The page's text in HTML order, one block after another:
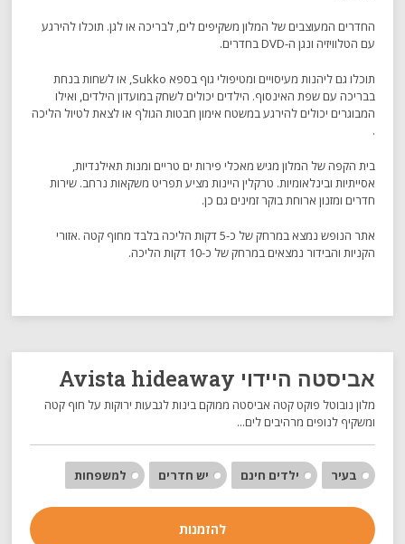
החדרים המעוצבים של המלון משקיפים לים, לבריכה או לגן. תוכלו להירגע
עם הטלוויזיה ונגן ה-DVD בחדרים.
תוכלו גם ליהנות מעיסויים ומטיפולי גוף בספא Sukko, או לשחות בנחת
בבריכה עם שפת האינסוף. הילדים יכולים לשחק במועדון הילדים, ואילו
המבוגרים יכולים להירגע במשטח אימון חבטות הגולף או לצאת לטיול הליכה
.
בית הקפה של המלון מגיש מאכלי פירות ים טריים ומנות תאילנדיות,
אסייתיות ובינלאומיות. טרקלין היינות מציע תפריט משקאות נרחב. שירות
חדרים ומזנון ארוחת בוקר זמינים גם כן.
אתר הנופש נמצא במרחק של כ-5 דקות הליכה בלבד מחוף קטה .אזורי
הקניות והבידור נמצאים במרחק של כ-10 דקות הליכה.
אביסטה היידוי Avista hideaway
מלון נובוטל פוקט קטה אביסטה ממוקם בינות לגבעות ירוקות על חוף קטה
ומשקיף לנופים מרהיבים לים...
בעיר ילדים חינם יש חדרים למשפחות
להזמנות